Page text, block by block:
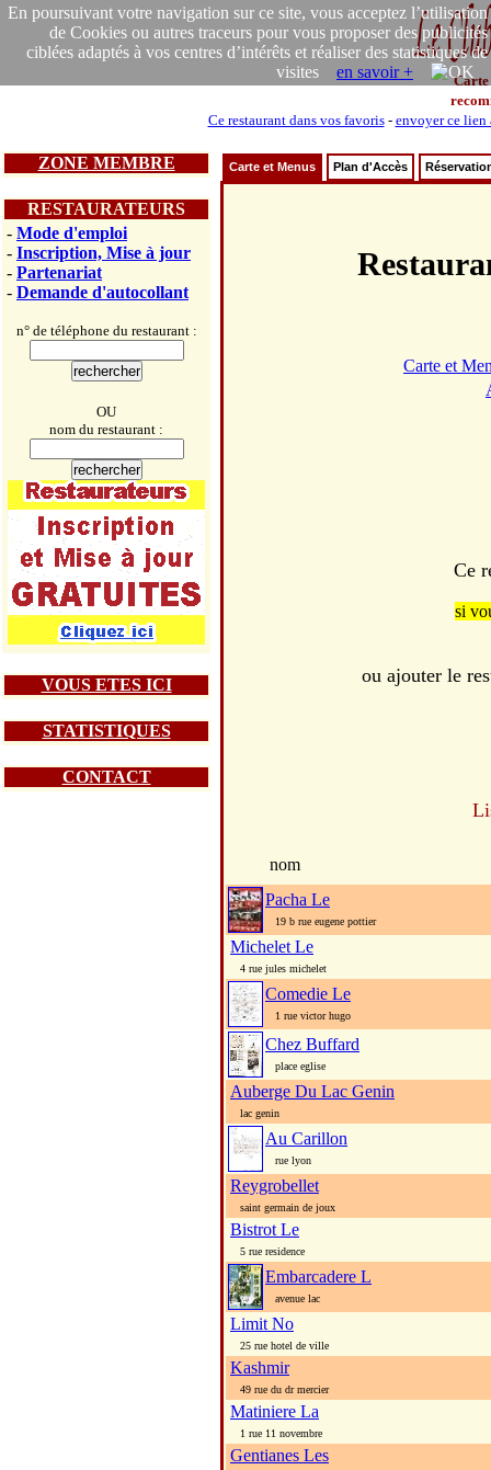
En poursuivant votre navigation sur ce site, vous acceptez l’utilisation
de Cookies ou autres traceurs pour vous proposer des publicités
ciblées adaptés à vos centres d’intérêts et réaliser des statistiques de
visites en savoir +
Carte
Ce restaurant dans vos favoris- envoyer ce lien
ZONE MEMBRE
RESTAURATEURS
- Mode d'emploi
- Inscription, Mise à jour
- Partenariat
- Demande d'autocollant
n° de téléphone du restaurant :
OU
nom du restaurant :
VOUS ETES ICI
STATISTIQUES
CONTACT
Carte et Menus Plan d'Accès
Carte et
Ce
si
ou ajouter le
nom
Pacha Le
19 b rue eugene pottier
Michelet Le
4 rue jules michelet
Comedie Le
1 rue victor hugo
Chez Buffard
place eglise
Auberge Du Lac Genin
lac genin
Au Carillon
rue lyon
Reygrobellet
saint germain de joux
Bistrot Le
5 rue residence
Embarcadere L
avenue lac
Limit No
25 rue hotel de ville
Kashmir
49 rue du dr mercier
Matiniere La
1 rue 11 novembre
Gentianes Les